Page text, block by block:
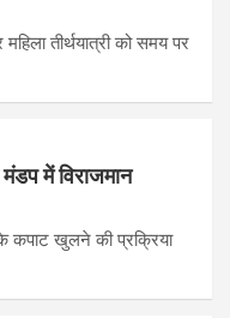
तीर्थयात्री को समय पर
मंडप में विराजमान
के कपाट खुलने की प्रक्रिया